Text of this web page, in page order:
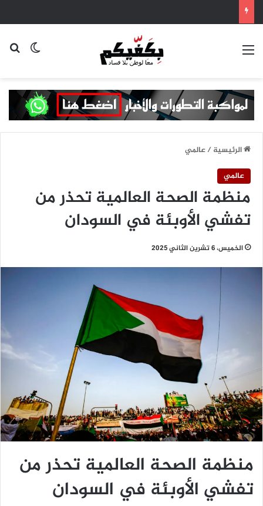
القائمة
الرئيسية/عالمي
عالمي
منظمة الصحة العالمية تحذر من
تفشي الأوبئة في السودان
الخميس، 6 تشرين الثاني 2025
منظمة الصحة العالمية تحذر من
تفشي الأوبئة في السودان